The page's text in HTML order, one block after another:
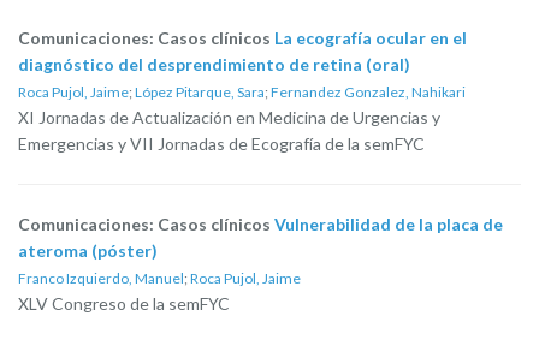
Comunicaciones: Casos clínicos La ecografía ocular en el
diagnóstico del desprendimiento de retina (oral)
Roca Pujol, Jaime; López Pitarque, Sara; Fernandez Gonzalez, Nahikari
XI Jornadas de Actualización en Medicina de Urgencias y
Emergencias y VII Jornadas de Ecografía de la semFYC
Comunicaciones: Casos clínicos Vulnerabilidad de la placa de
ateroma (póster)
Franco Izquierdo, Manuel; Roca Pujol, Jaime
XLV Congreso de la semFYC